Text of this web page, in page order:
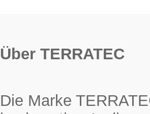
Über TERRATEC
Die Marke